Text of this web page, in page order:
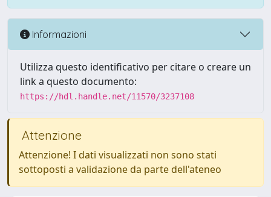
Informazioni
Utilizza questo identificativo per citare o creare un
link a questo documento:
https://hdl.handle.net/11570/3237108
Attenzione
Attenzione! I dati visualizzati non sono stati
sottoposti a validazione da parte dell'ateneo